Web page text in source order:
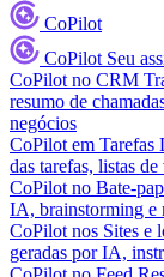
CoPilot
CoPilot Seu
CoPilot no CRM
resumo de
negócios
CoPilot em Tarefas
das tarefas, listas
CoPilot no Bate-
IA, brainstorming e
CoPilot nos Sites e
geradas por IA,